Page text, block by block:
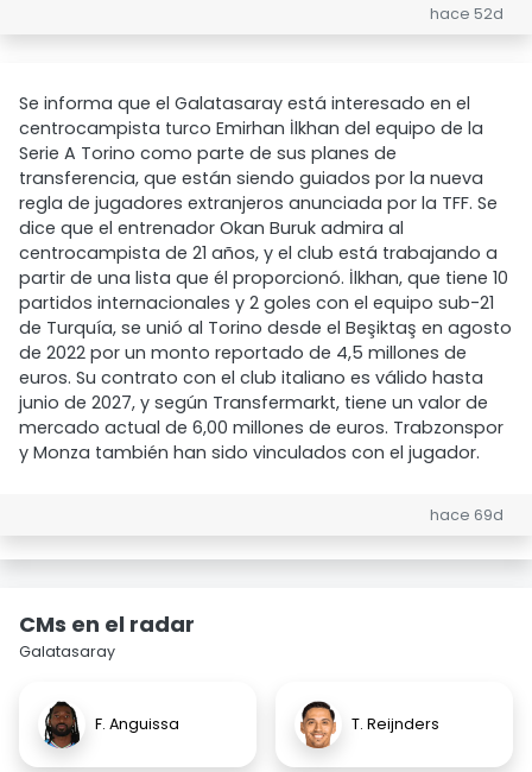
hace 52d
Se informa que el Galatasaray está interesado en el
centrocampista turco Emirhan İlkhan del equipo de la
Serie A Torino como parte de sus planes de
transferencia, que están siendo guiados por la nueva
regla de jugadores extranjeros anunciada por la TFF. Se
dice que el entrenador Okan Buruk admira al
centrocampista de 21 años, y el club está trabajando a
partir de una lista que él proporcionó. İlkhan, que tiene 10
partidos internacionales y 2 goles con el equipo sub-21
de Turquía, se unió al Torino desde el Beşiktaş en agosto
de 2022 por un monto reportado de 4,5 millones de
euros. Su contrato con el club italiano es válido hasta
junio de 2027, y según Transfermarkt, tiene un valor de
mercado actual de 6,00 millones de euros. Trabzonspor
y Monza también han sido vinculados con el jugador.
hace 69d
CMs en el radar
Galatasaray
F. Anguissa T. Reijnders